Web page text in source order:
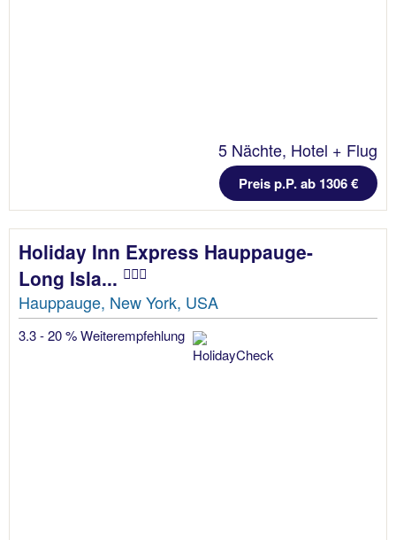
5 Nächte, Hotel + Flug
Preis p.P. ab 1306 €
Holiday Inn Express Hauppauge-
Long Isla...
Hauppauge, New York, USA
3.3 - 20 % Weiterempfehlung